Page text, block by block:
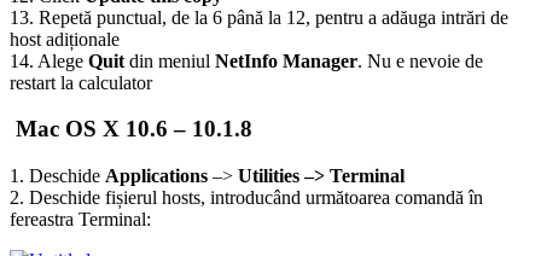
13. Repetă punctual, de la 6 până la 12, pentru a adăuga intrări de
host adiționale
14. Alege Quit din meniul NetInfo Manager. Nu e nevoie de
restart la calculator
Mac OS X 10.6 – 10.1.8
1. Deschide Applications –> Utilities–> Terminal
2. Deschide fișierul hosts, introducând următoarea comandă în
fereastra Terminal: